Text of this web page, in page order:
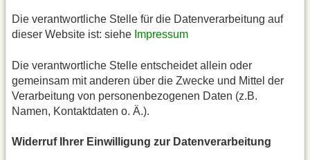
Die verantwortliche Stelle für die Datenverarbeitung auf
dieser Website ist: siehe Impressum
Die verantwortliche Stelle entscheidet allein oder
gemeinsam mit anderen über die Zwecke und Mittel der
Verarbeitung von personenbezogenen Daten (z.B.
Namen, Kontaktdaten o. Ä.).
Widerruf Ihrer Einwilligung zur Datenverarbeitung